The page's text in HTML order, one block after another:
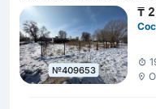
№409653
₸